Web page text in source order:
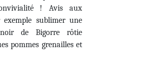
! Avis aux
sublimer une
de Bigorre rôtie
pommes grenailles et